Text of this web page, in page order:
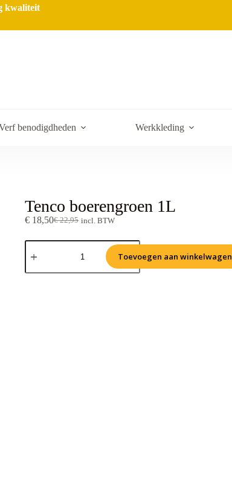
kwaliteit
benodigdheden Werkkleding
Tenco boerengroen 1L
€22,95
€ 18,50 incl. BTW
Toevoegen aan winkelwagen